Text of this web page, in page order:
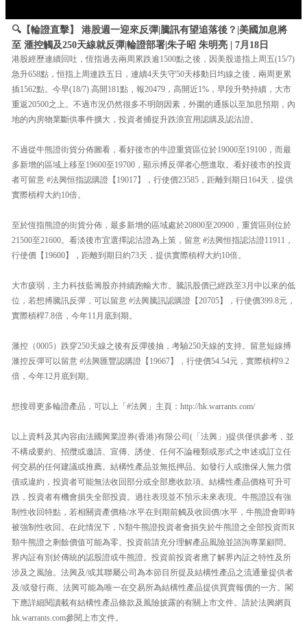
🔍【輪證直擊】 港股週一迎來反彈|騰訊有望追落後？|美國加息將
至 滙控觸及250天線就反彈|輪證部署|朱子昭 朱明亮 | 7月18日
港股經歷連續回吐，恆指過去兩周累跌逾1500點之後，因美股道指上周五(15/7)
急升658點，恒指上周連跌五日，連續4天失守50天移動日均線之後，兩周更累
插1562點。今早(18/7) 高開181點，報20479，高開近1%，早段升勢持續，大市
重返20500之上。不過市況仍然很多不明朗因素，外圍的通脹以至加息預期，內
地的內房物業斷供事件擴大，投資者捕捉升跌浪宜用認購及認沽證。
不過從牛熊證街貨分佈圖看，看好後市的牛證重貨區位於19000至19100，而最
多新增的區域上移至19600至19700，顯示搏反彈者心態進取。看好後市的投資
者可留意 #法興恒指認購證【19017】，行使價23585，距離到期日164天，提供
實際槓桿大約10倍。
至於恆指熊證的街貨分佈，最多新增的區域處於20800至20900，重貨區則位於
21500至21600。看淡後市宜選擇認沽證為上策，留意 #法興恒指認沽證11911，
行使價【19600】，距離到期日約73天，提供實際槓桿大約10倍。
大市疲弱，主力科技藍籌股亦持續跑輸大市。騰訊股價已經跌至3月中以來的低
位，若想搏騰訊反彈，可以留意 #法興騰訊認購證【20705】，行使價399.8元，
實際槓桿7.8倍，今年11月底到期。
滙控（0005）跌穿250天線之後有反彈後抽，考驗250天線的支持。留意短線搏
滙控反彈可以留意 #法興匯豐認購證【19667】，行使價54.54元，實際槓桿9.2
倍，今年12月底到期。
想搜尋更多輪證產品，可以上「#法興」主頁：http://hk.warrants.com/
以上資料及其內容由法國興業證券(香港)有限公司(「法興」)提供僅供參考，並
不構成要約、招攬或邀請、宣傳、誘使、任何不論種類或形式之申述或訂立任
何交易的任何建議或推薦。結構性產品並無抵押品。如發行人或擔保人無力償
債或違約，投資者可能無法收回部分或全部應收款項。結構性產品價格可升可
跌，投資者有機會損失全部投資。過往表現並不預示未來表現。牛熊證設有強
制性收回特點，若相關資產價格/水平在到期前觸及收回價/水平，牛熊證會即時
被強制性收回。在此情況下，N類牛熊證投資者會損失於牛熊證之全部投資而R
類牛熊證之剩餘價值可能為零。投資前請充分理解產品風險並諮詢專業顧問。
界內証有別於傳統的認股證或牛熊證。投資前投資者應了解界內証之特性及所
涉及之風險。法興及/或其聯屬公司為本節目所提及結構性產品之流通量提供者
及/或發行商。法興可能為唯一在交易所為結構性產品提供買賣報價的一方。閣
下應詳細閱讀載有結構性產品條款及風險披露的有關上市文件。請於法興網頁
hk.warrants.com參閱上市文件。